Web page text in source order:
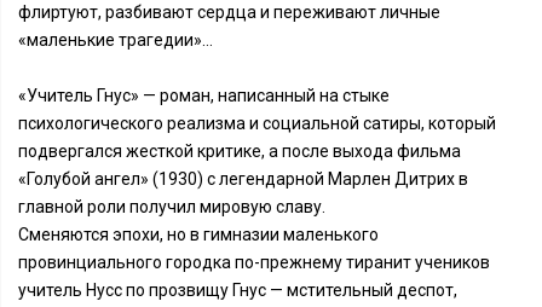
флиртуют, разбивают сердца и переживают личные
«маленькие трагедии»…
«Учитель Гнус» — роман, написанный на стыке
психологического реализма и социальной сатиры, который
подвергался жесткой критике, а после выхода фильма
«Голубой ангел» (1930) с легендарной Марлен Дитрих в
главной роли получил мировую славу.
Сменяются эпохи, но в гимназии маленького
провинциального городка по-прежнему тиранит учеников
учитель Нусс по прозвищу Гнус — мстительный деспот,